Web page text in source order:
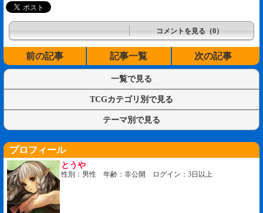
コメントを見る（0）
前の記事 記事一覧 次の記事
一覧で見る
TCGカテゴリ別で見る
テーマ別で見る
プロフィール
とうや
性別：男性 年齢：非公開 ログイン：3日以上